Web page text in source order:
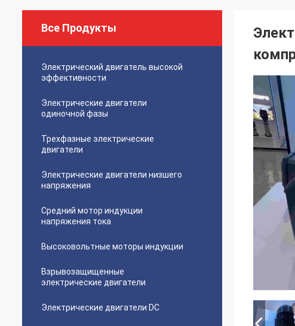
Все Продукты
Электрический двигатель высокой
эффективности
Электрические двигатели
одиночной фазы
Трехфазные электрические
двигатели
Электрические двигатели низшего
напряжения
Средний мотор индукции
напряжения тока
Высоковольтные моторы индукции
Взрывозащищенные
электрические двигатели
Электрические двигатели DC